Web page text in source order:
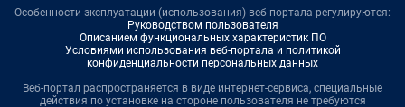
Особенности эксплуатации (использования) веб-портала регулируются:
Руководством пользователя
Описанием функциональных характеристик ПО
Условиями использования веб-портала и политикой
конфиденциальности персональных данных
Веб-портал распространяется в виде интернет-сервиса, специальные
действия по установке на стороне пользователя не требуются